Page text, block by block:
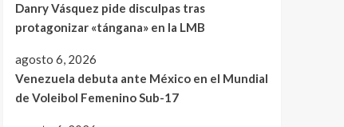
Danry Vásquez pide disculpas tras
protagonizar «tángana» en la LMB
agosto 6, 2026
Venezuela debuta ante México en el Mundial
de Voleibol Femenino Sub-17